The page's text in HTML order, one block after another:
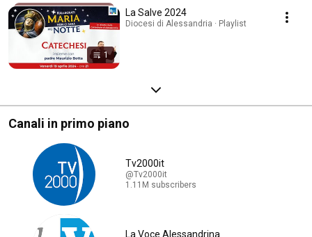
1
La Salve 2024
Diocesi di Alessandria · Playlist
Canali in primo piano
Tv2000it
@Tv2000it
1.11M subscribers
La Voce Alessandrina